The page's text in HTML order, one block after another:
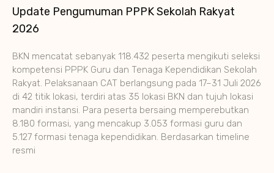
Update Pengumuman PPPK Sekolah Rakyat
2026
BKN mencatat sebanyak 118.432 peserta mengikuti seleksi
kompetensi PPPK Guru dan Tenaga Kependidikan Sekolah
Rakyat. Pelaksanaan CAT berlangsung pada 17–31 Juli 2026
di 42 titik lokasi, terdiri atas 35 lokasi BKN dan tujuh lokasi
mandiri instansi. Para peserta bersaing memperebutkan
8.180 formasi, yang mencakup 3.053 formasi guru dan
5.127 formasi tenaga kependidikan. Berdasarkan timeline
resmi